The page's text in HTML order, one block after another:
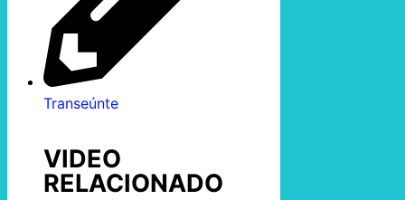
Transeúnte
VIDEO
RELACIONADO